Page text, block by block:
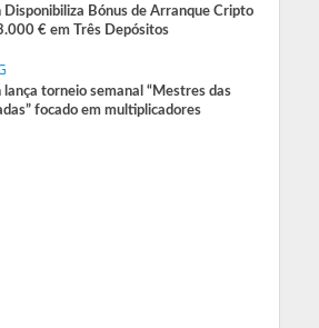
Disponibiliza Bónus de Arranque Cripto
€ em Três Depósitos
lança torneio semanal “Mestres das
focado em multiplicadores